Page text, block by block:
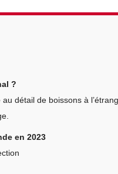
?
détail de boissons à
en 2023